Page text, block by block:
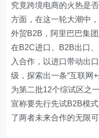
究竟跨境电商的火热是
方面，在这一轮大潮中
外贸B2B，阿里巴巴集
在B2C进口、B2B出口
入合作，以进口带动出
级，探索出一条“互联网
为第二批12个综试区之
宣称要先行先试B2B模
了两者未来合作的无限可